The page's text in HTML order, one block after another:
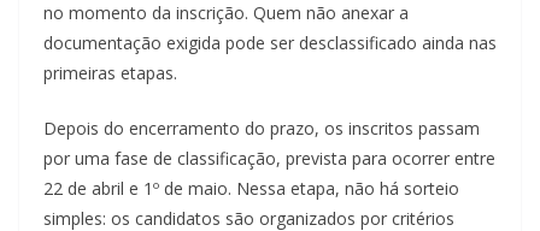
no momento da inscrição. Quem não anexar a
documentação exigida pode ser desclassificado ainda nas
primeiras etapas.
Depois do encerramento do prazo, os inscritos passam
por uma fase de classificação, prevista para ocorrer entre
22 de abril e 1º de maio. Nessa etapa, não há sorteio
simples: os candidatos são organizados por critérios